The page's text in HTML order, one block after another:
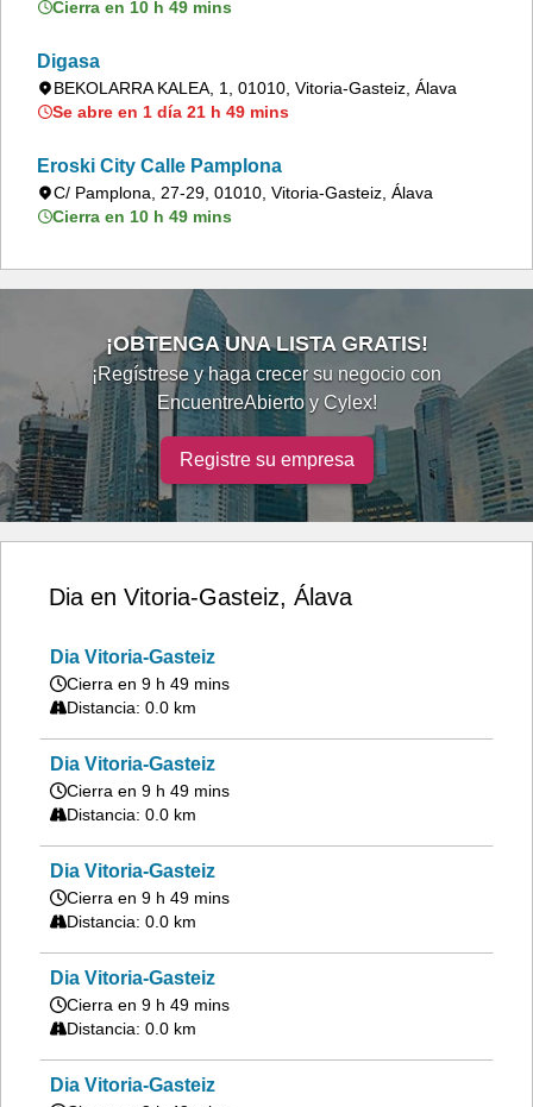
Cierra en 10 h 49 mins
Digasa
BEKOLARRA KALEA, 1, 01010, Vitoria-Gasteiz, Álava
Se abre en 1 día 21 h 49 mins
Eroski City Calle Pamplona
C/ Pamplona, 27-29, 01010, Vitoria-Gasteiz, Álava
Cierra en 10 h 49 mins
¡OBTENGA UNA LISTA GRATIS!
¡Regístrese y haga crecer su negocio con
EncuentreAbierto y Cylex!
Registre su empresa
Dia en Vitoria-Gasteiz, Álava
Dia Vitoria-Gasteiz
Cierra en 9 h 49 mins
Distancia: 0.0 km
Dia Vitoria-Gasteiz
Cierra en 9 h 49 mins
Distancia: 0.0 km
Dia Vitoria-Gasteiz
Cierra en 9 h 49 mins
Distancia: 0.0 km
Dia Vitoria-Gasteiz
Cierra en 9 h 49 mins
Distancia: 0.0 km
Dia Vitoria-Gasteiz